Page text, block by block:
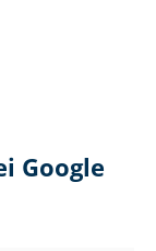
Google